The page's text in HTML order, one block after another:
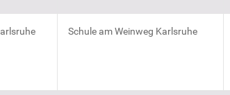
Schule am Weinweg Karlsruhe